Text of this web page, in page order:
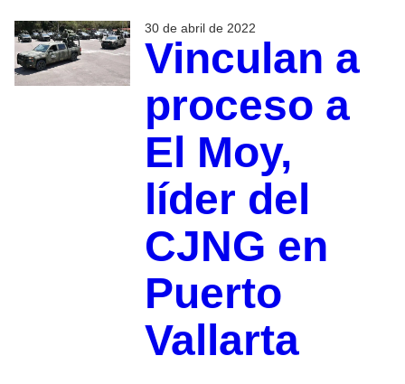
30 de abril de 2022
Vinculan a
proceso a
El Moy,
líder del
CJNG en
Puerto
Vallarta